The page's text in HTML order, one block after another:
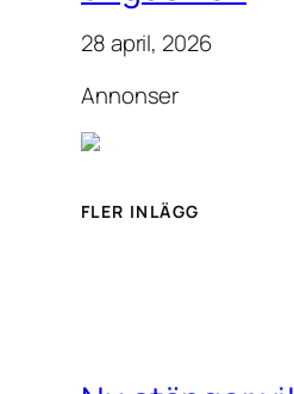
28 april, 2026
Annonser
FLER INLÄGG